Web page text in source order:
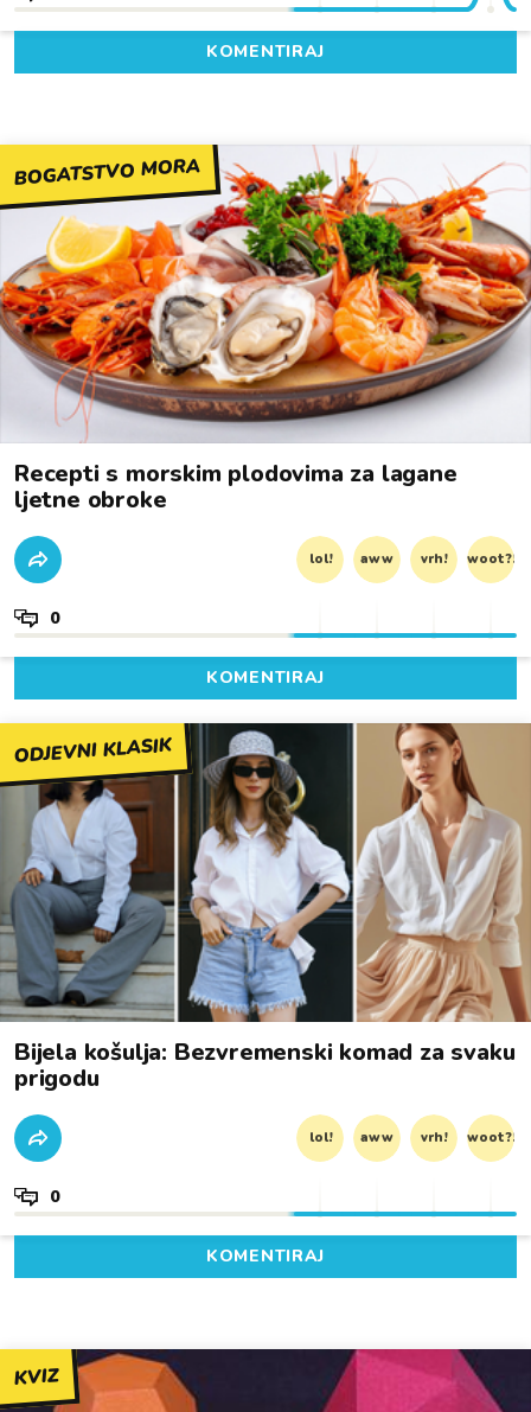
KOMENTIRAJ
BOGATSTVO MORA
Recepti s morskim plodovima za lagane
ljetne obroke
lol! aww vrh! woot?!
0
KOMENTIRAJ
ODJEVNI KLASIK
Bijela košulja: Bezvremenski komad za svaku
prigodu
lol! aww vrh! woot?!
0
KOMENTIRAJ
KVIZ